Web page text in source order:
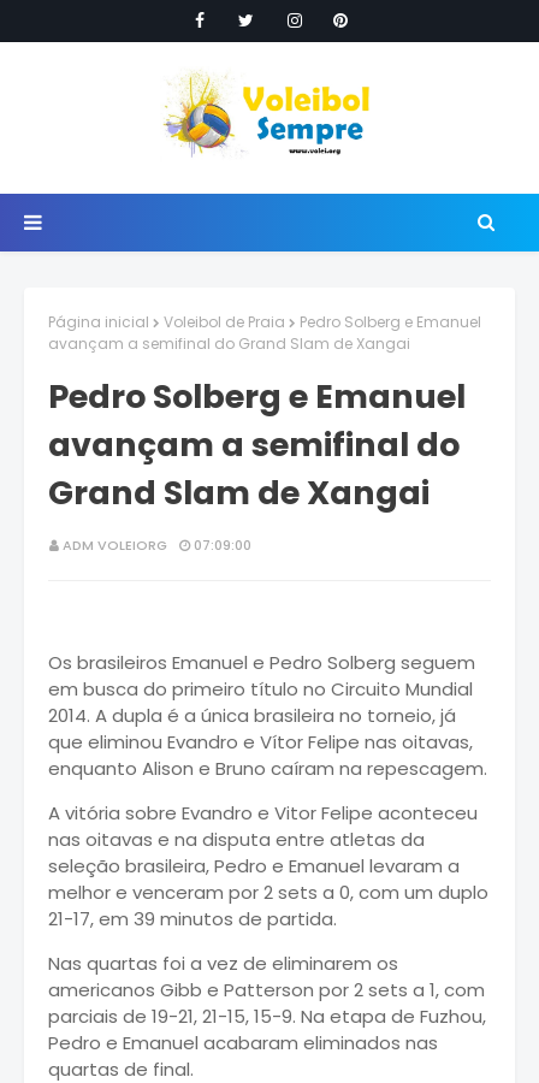
Página inicial Voleibol de Praia
Pedro Solberg e Emanuel
avançam a semifinal do Grand Slam de Xangai
Pedro Solberg e Emanuel
avançam a semifinal do
Grand Slam de Xangai
ADM VOLEIORG 07:09:00
Os brasileiros Emanuel e Pedro Solberg seguem
em busca do primeiro título no Circuito Mundial
2014. A dupla é a única brasileira no torneio, já
que eliminou Evandro e Vítor Felipe nas oitavas,
enquanto Alison e Bruno caíram na repescagem.
A vitória sobre Evandro e Vitor Felipe aconteceu
nas oitavas e na disputa entre atletas da
seleção brasileira, Pedro e Emanuel levaram a
melhor e venceram por 2 sets a 0, com um duplo
21-17, em 39 minutos de partida.
Nas quartas foi a vez de eliminarem os
americanos Gibb e Patterson por 2 sets a 1, com
parciais de 19-21, 21-15, 15-9. Na etapa de Fuzhou,
Pedro e Emanuel acabaram eliminados nas
quartas de final.